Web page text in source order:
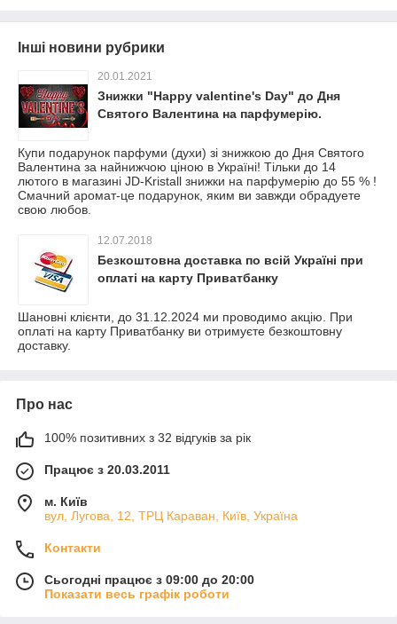
Інші новини рубрики
20.01.2021
Знижки "Happy valentine's Day" до Дня
Святого Валентина на парфумерію.
Купи подарунок парфуми (духи) зі знижкою до Дня Святого
Валентина за найнижчою ціною в Україні! Тільки до 14
лютого в магазині JD-Kristall знижки на парфумерію до 55 % !
Смачний аромат-це подарунок, яким ви завжди обрадуете
свою любов.
12.07.2018
Безкоштовна доставка по всій Україні при
оплаті на карту Приватбанку
Шановні клієнти, до 31.12.2024 ми проводимо акцію. При
оплаті на карту Приватбанку ви отримуєте безкоштовну
доставку.
Про нас
100% позитивних з 32 відгуків за рік
Працює з 20.03.2011
м. Київ
вул, Лугова, 12, ТРЦ Караван, Київ, Україна
Контакти
Сьогодні працює з 09:00 до 20:00
Показати весь графік роботи